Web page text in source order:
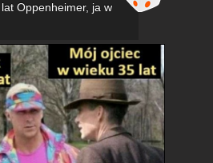
Oppenheimer, ja w